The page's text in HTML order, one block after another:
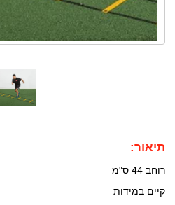
תיאור:
רוחב 44 ס"מ
קיים במידות